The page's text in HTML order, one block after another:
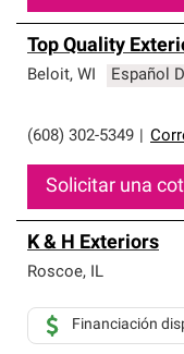
Top Quality
Beloit, WI Español
(608) 302-5349
Solicitar una
K & H Exteriors
Roscoe, IL
Financiación